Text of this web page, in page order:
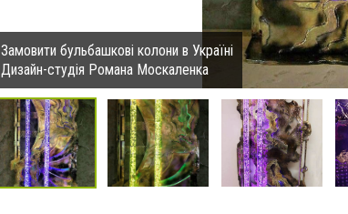
Замовити бульбашкові колони в Україні
Дизайн-студія Романа Москаленка